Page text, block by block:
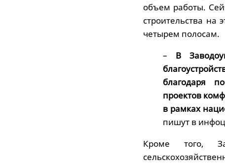
объем работы.
строительства на
четырем полосам.
– В
благодаря
проектов
в рамках
пишут в
Кроме того,